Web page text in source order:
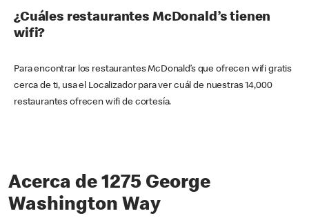
¿Cuáles restaurantes McDonald’s tienen
wifi?
Para encontrar los restaurantes McDonald’s que ofrecen wifi gratis
cerca de ti, usa el Localizador para ver cuál de nuestras 14,000
restaurantes ofrecen wifi de cortesía.
Acerca de 1275 George
Washington Way